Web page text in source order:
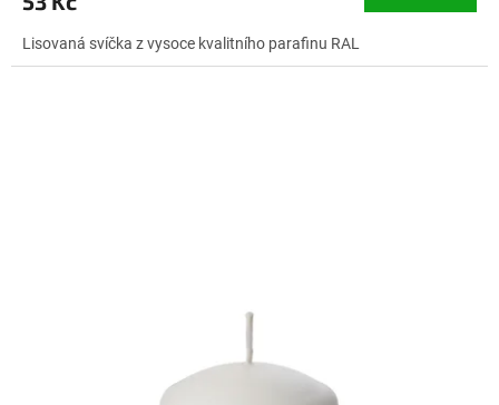
Lisovaná svíčka z vysoce kvalitního parafinu RAL